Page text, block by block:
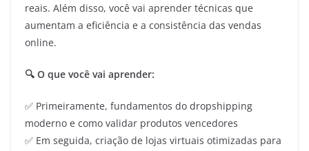
reais. Além disso, você vai aprender técnicas que
aumentam a eficiência e a consistência das vendas
online.
🔍 O que você vai aprender:
✅ Primeiramente, fundamentos do dropshipping
moderno e como validar produtos vencedores
✅ Em seguida, criação de lojas virtuais otimizadas para